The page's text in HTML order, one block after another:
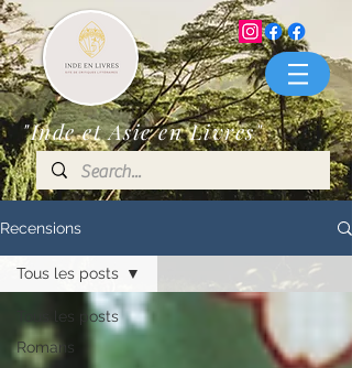
"Inde et Asie en Livres"
Recensions
Tous les posts
Romans
Tous les posts